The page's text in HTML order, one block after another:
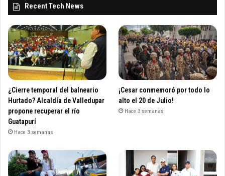
Recent Tech News
¿Cierre temporal del balneario
Hurtado? Alcaldía de Valledupar
propone recuperar el río
Guatapurí
Hace 3 semanas
¡Cesar conmemoró por todo lo
alto el 20 de Julio!
Hace 3 semanas